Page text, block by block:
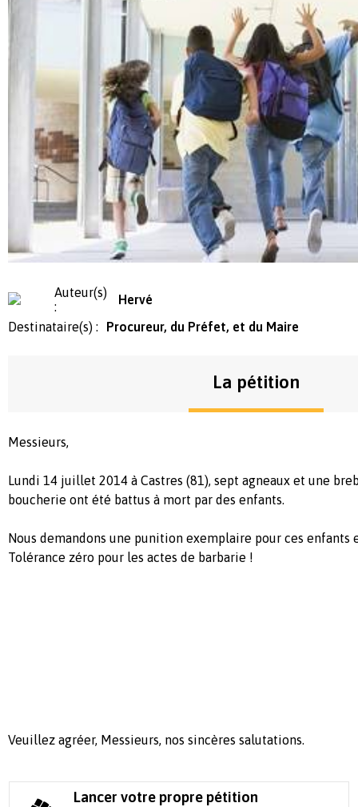
Auteur(s)
:
Hervé
Destinataire(s) :
Procureur, du Préfet, et du Maire
La pétition
Messieurs,
Lundi 14 juillet 2014 à Castres (81), sept agneaux et une
boucherie ont été battus à mort par des enfants.
Nous demandons une punition exemplaire pour ces enfants
Tolérance zéro pour les actes de barbarie !
Veuillez agréer, Messieurs, nos sincères salutations.
Lancer votre propre pétition